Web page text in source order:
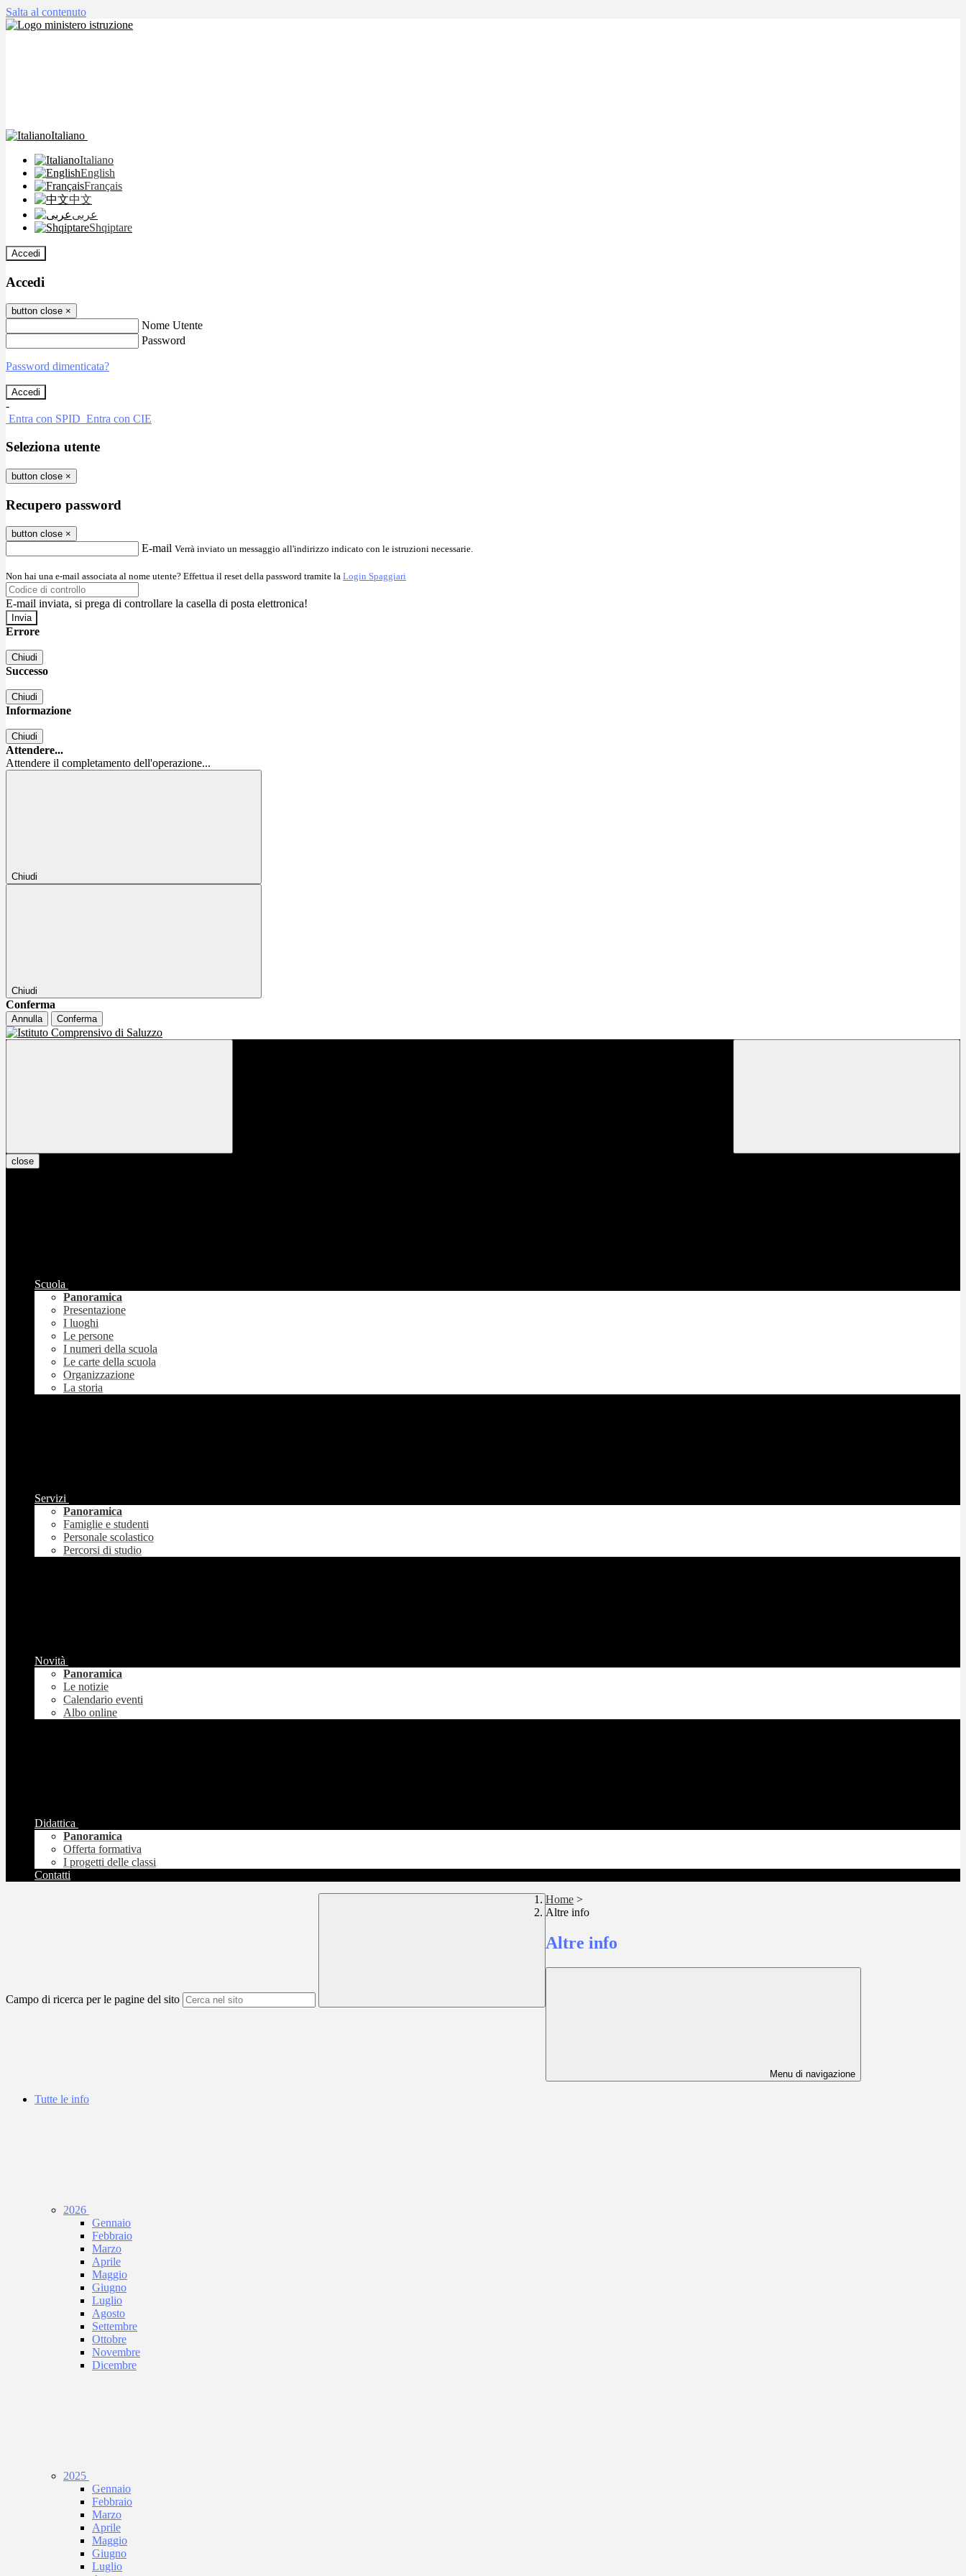
Salta al contenuto
Italiano
Italiano
English
Français
中文
عربى
Shqiptare
Accedi
Accedi
button close ×
Nome Utente
Password
Password dimenticata?
-
Entra con SPID Entra con CIE
Seleziona utente
button close ×
Recupero password
button close ×
E-mail Verrà inviato un messaggio all'indirizzo indicato con le istruzioni necessarie.
Non hai una e-mail associata al nome utente? Effettua il reset della password tramite la Login Spaggiari
E-mail inviata, si prega di controllare la casella di posta elettronica!
Errore
Chiudi
Successo
Chiudi
Informazione
Chiudi
Attendere...
Attendere il completamento dell'operazione...
Chiudi
Chiudi
Conferma
Annulla Conferma
close
Scuola
Panoramica
Presentazione
I luoghi
Le persone
I numeri della scuola
Le carte della scuola
Organizzazione
La storia
Servizi
Panoramica
Famiglie e studenti
Personale scolastico
Percorsi di studio
Novità
Panoramica
Le notizie
Calendario eventi
Albo online
Didattica
Panoramica
Offerta formativa
I progetti delle classi
Contatti
Campo di ricerca per le pagine del sito
Home >
Altre info
Altre info
Menu di navigazione
Tutte le info
2026
Gennaio
Febbraio
Marzo
Aprile
Maggio
Giugno
Luglio
Agosto
Settembre
Ottobre
Novembre
Dicembre
2025
Gennaio
Febbraio
Marzo
Aprile
Maggio
Giugno
Luglio